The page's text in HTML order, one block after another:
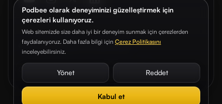
Podbee olarak deneyiminizi güzelleştirmek için
çerezleri kullanıyoruz.
Web sitemizde size daha iyi bir deneyim sunmak için çerezlerden
faydalanıyoruz. Daha fazla bilgi için Çerez Politikasını
inceleyebilirsiniz.
Yönet Reddet
Kabul et
© 2026. Podbee Media. Tüm hakları saklıdır.
Çerez TercihleriAydınlatma Metni Gizlilik Sözleşmesi